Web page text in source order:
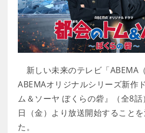
新しい未来のテレビ「ABEMA
ABEMAオリジナルシリーズ新作
ム＆ソーヤ ぼくらの砦』（全8
日（金）より放送開始すること
た。